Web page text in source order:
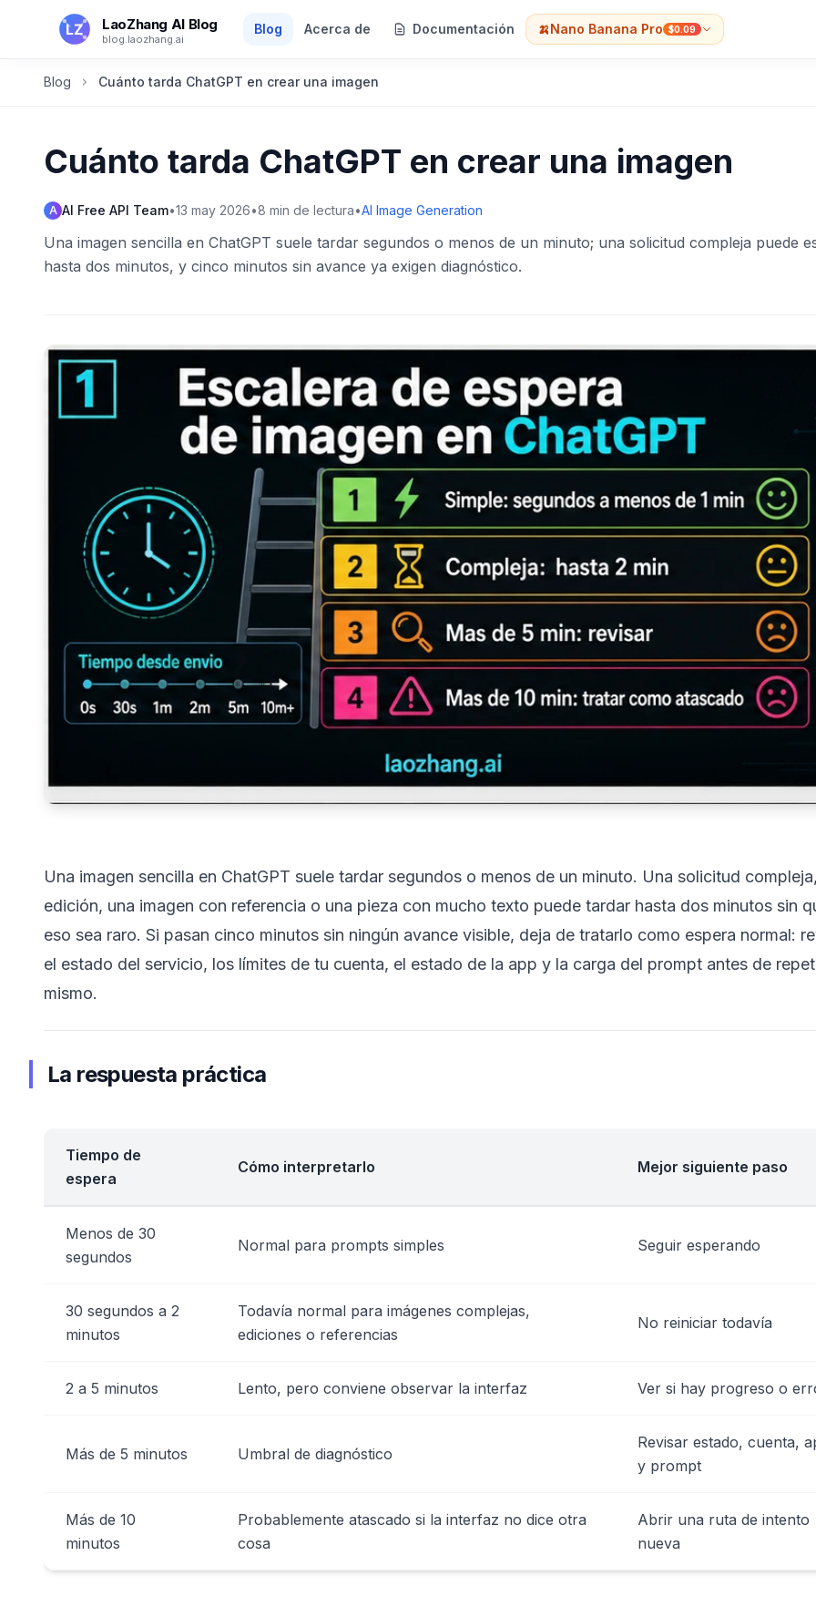
Saltar al contenido principal
LaoZhang AI Blog
blog.laozhang.ai
Blog Acerca de Documentación 🍌Nano Banana Pro $0.09
Blog Cuánto tarda ChatGPT en crear una imagen
Cuánto tarda ChatGPT en crear una imagen
A AI Free API Team•13 may 2026•8 min de lectura•AI Image Generation
Una imagen sencilla en ChatGPT suele tardar segundos o menos de un minuto; una solicitud compleja puede
hasta dos minutos, y cinco minutos sin avance ya exigen diagnóstico.
Una imagen sencilla en ChatGPT suele tardar segundos o menos de un minuto. Una solicitud
edición, una imagen con referencia o una pieza con mucho texto puede tardar hasta dos minutos sin
eso sea raro. Si pasan cinco minutos sin ningún avance visible, deja de tratarlo como espera normal:
el estado del servicio, los límites de tu cuenta, el estado de la app y la carga del prompt antes de
mismo.
La respuesta práctica
Tiempo de
espera
Cómo interpretarlo Mejor siguiente paso
Menos de 30
segundos
Normal para prompts simples Seguir esperando
30 segundos a 2
minutos
Todavía normal para imágenes complejas,
ediciones o referencias
No reiniciar todavía
2 a 5 minutos Lento, pero conviene observar la interfaz Ver si hay progreso o
Más de 5 minutos Umbral de diagnóstico
Revisar estado, cuenta,
y prompt
Más de 10
minutos
Probablemente atascado si la interfaz no dice otra
cosa
Abrir una ruta de intento
nueva